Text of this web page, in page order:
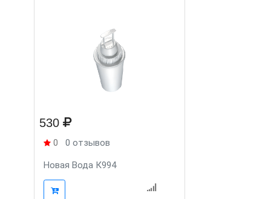
530
0 0 отзывов
Новая Вода К994